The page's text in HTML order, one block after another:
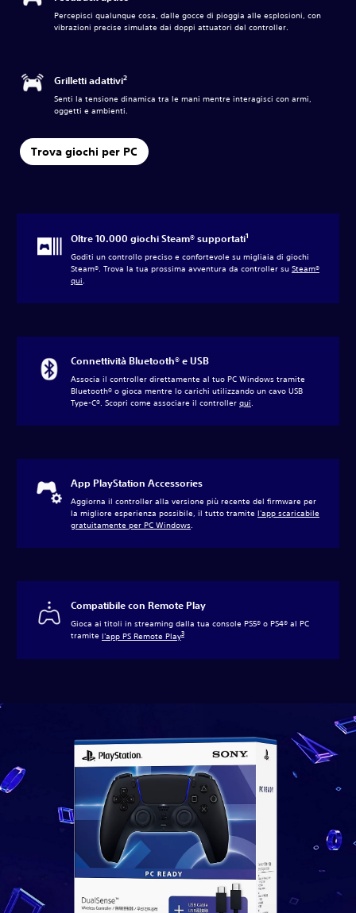
Percepisci qualunque cosa, dalle gocce di pioggia alle esplosioni, con
vibrazioni precise simulate dai doppi attuatori del controller.
Grilletti adattivi2
Senti la tensione dinamica tra le mani mentre interagisci con armi,
oggetti e ambienti.
Trova giochi per PC
Oltre 10.000 giochi Steam® supportati1
Goditi un controllo preciso e confortevole su migliaia di giochi
Steam®. Trova la tua prossima avventura da controller su Steam®
qui‎.
Connettività Bluetooth® e USB
Associa il controller direttamente al tuo PC Windows tramite
Bluetooth® o gioca mentre lo carichi utilizzando un cavo USB
Type-C®. Scopri come associare il controller qui‎.
App PlayStation Accessories
Aggiorna il controller alla versione più recente del firmware per
la migliore esperienza possibile, il tutto tramite l'app scaricabile
gratuitamente per PC Windows‎.
Compatibile con Remote Play
Gioca ai titoli in streaming dalla tua console PS5® o PS4® al PC
tramite l'app PS Remote Play3